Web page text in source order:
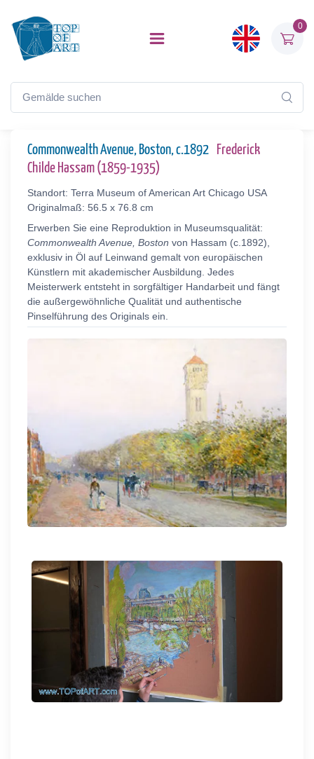
0
Commonwealth Avenue, Boston, c.1892
Frederick
Childe Hassam (1859-1935)
Standort: Terra Museum of American Art Chicago USA
Originalmaß: 56.5 x 76.8 cm
Erwerben Sie eine Reproduktion in Museumsqualität:
Commonwealth Avenue, Boston von Hassam (c.1892),
exklusiv in Öl auf Leinwand gemalt von europäischen
Künstlern mit akademischer Ausbildung. Jedes
Meisterwerk entsteht in sorgfältiger Handarbeit und fängt
die außergewöhnliche Qualität und authentische
Pinselführung des Originals ein.